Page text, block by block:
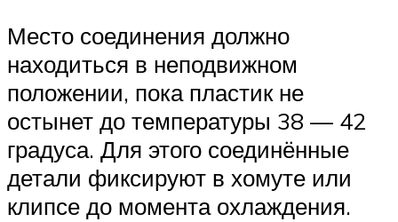
Место соединения должно
находиться в неподвижном
положении, пока пластик не
остынет до температуры 38 — 42
градуса. Для этого соединённые
детали фиксируют в хомуте или
клипсе до момента охлаждения.